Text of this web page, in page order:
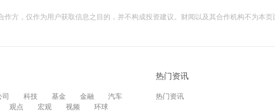
作方，仅作为用户获取信息之目的，并不构成投资建议。财闻以及其合作机构不为本
科技 基金 金融
汽车
观点 宏观 视频 环球
热门资讯
热门资讯